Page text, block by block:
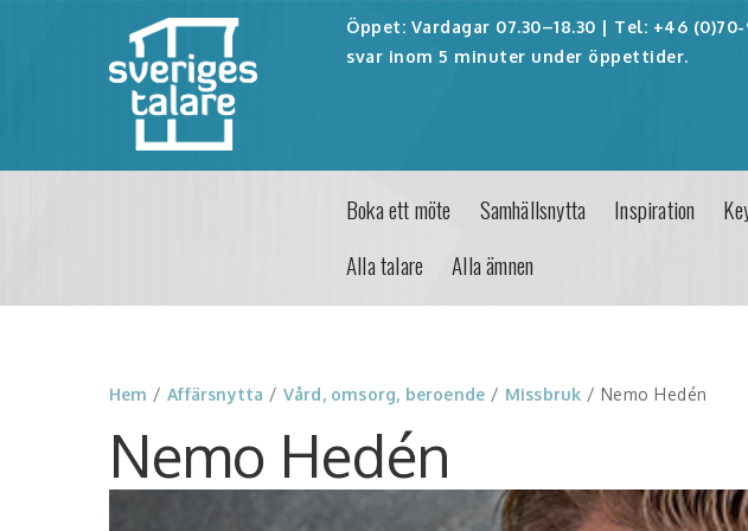
Öppet: Vardagar 07.30–18.30 | Tel: +46
svar inom 5 minuter under öppettider.
Boka ett möte Samhällsnytta Inspiration
Alla talare
Alla ämnen
Hem /Affärsnytta / Vård, omsorg, beroende / Missbruk / Nemo Hedén
Nemo Hedén